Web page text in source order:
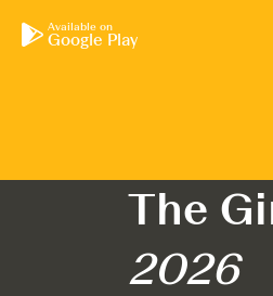
Available on
Google Play
The
2026